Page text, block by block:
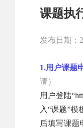
课题执
发布日期：
1.用户课题
请）
用户登陆
入“课题”模
后填写课题